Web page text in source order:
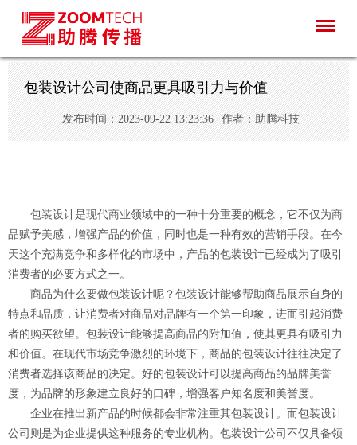
包装设计公司使商品更具吸引力与价值
发布时间：2023-09-22 13:23:36 作者：助腾科技
包装设计是现代商业领域中的一种十分重要的概念，它不仅为商
品赋予美感，增强产品的价值，同时也是一种有效的营销手段。在今
天这个充满竞争和多样化的市场中，产品的包装设计已经成为了吸引
消费者的必要方式之一。
商品为什么要做包装设计呢？包装设计能够帮助商品展示自身的
特点和品质，让消费者对商品对品牌有一个第一印象，进而引起消费
者的购买欲望。包装设计能够提高商品的附加值，使其更具有吸引力
和价值。在现代市场竞争激烈的环境下，商品的包装设计往往决定了
消费者选择该商品的决定。好的包装设计可以提高商品的品牌美誉
度，为品牌的形象建立良好的口碑，增强客户知名度和美誉度。
企业在推出新产品的时候都会非常注重其包装设计。而包装设计
公司则是为企业提供这种服务的专业机构。包装设计公司不仅具备领